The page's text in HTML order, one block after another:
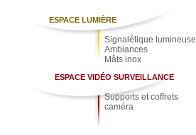
ESPACE LUMIÈRE
Signalétique lumineuse
Ambiances
Mâts inox
ESPACE VIDÉO SURVEILLANCE
Supports et coffrets
caméra